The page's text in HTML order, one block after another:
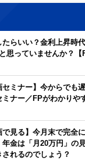
たらいい？金利上昇時
思っていませんか？【
セミナー】今からでも
ミナー／FPがわかりや
で見る】今月末で完全
年金は「月20万円」の
されるのでしょう？